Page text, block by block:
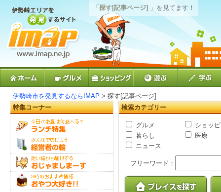
「探す[記事ページ] 」を見てます！
伊勢崎市を発見するならIMAP > 探す[記事ページ]
検索カテゴリー
グルメ
ショッ
暮らし
医療
ニュース
フリーワード：
特集コーナー